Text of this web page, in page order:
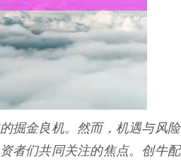
掘金良机。然而，机遇与风险
者们共同关注的焦点。创牛配